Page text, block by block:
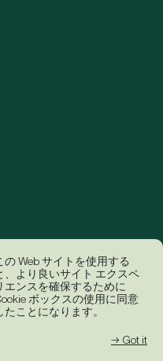
の Web サイトを使用する
、より良いサイト エクスペ
エンスを確保するために
ボックスの使用に同意
たことになります。
→ Got it